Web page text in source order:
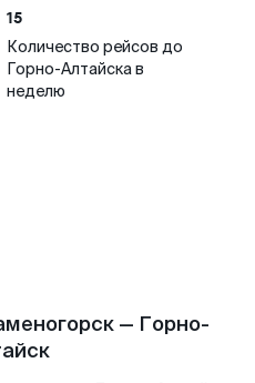
15
Количество рейсов до
Горно-Алтайска в
неделю
— Горно-